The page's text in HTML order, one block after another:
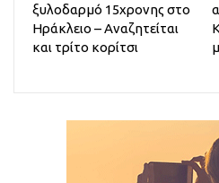
ξυλοδαρμό 15χρονης στο
Ηράκλειο – Αναζητείται
και τρίτο κορίτσι